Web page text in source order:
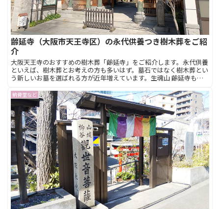
齢延寺（大阪市天王寺区）の永代供養つき樹木葬をご紹
介
大阪天王寺のおすすめの樹木葬「齢延寺」をご紹介します。永代供養
といえば、樹木葬とお考えの方も多いはず。墓石ではなく樹木葬とい
う新しいお墓を選ばれる方が近年増えています。生魂山 齢延寺も樹
供養】
納骨堂など